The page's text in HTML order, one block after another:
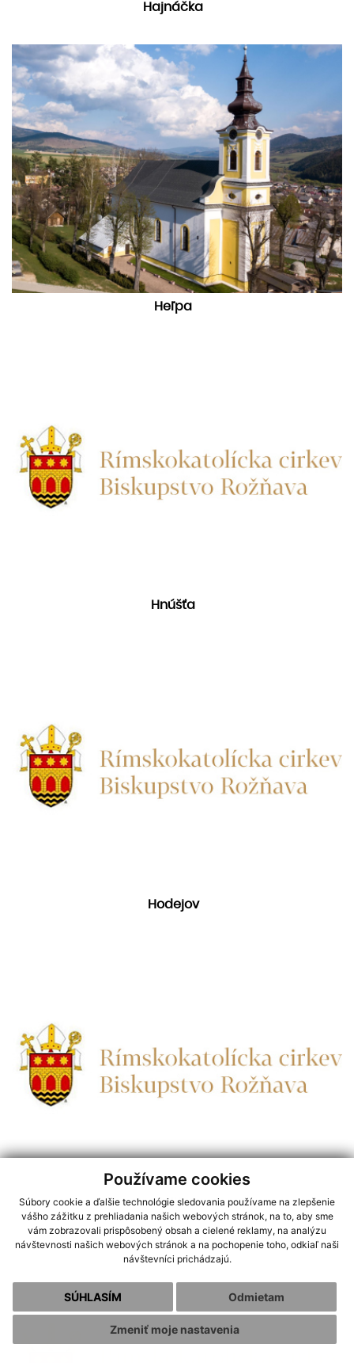
Používame cookies
Súbory cookie a ďalšie technológie sledovania používame na zlepšenie
vášho zážitku z prehliadania našich webových stránok, na to, aby sme
vám zobrazovali prispôsobený obsah a cielené reklamy, na analýzu
návštevnosti našich webových stránok a na pochopenie toho, odkiaľ naši
návštevníci prichádzajú.
SÚHLASÍM Odmietam
Zmeniť moje nastavenia
Hajnáčka
Heľpa
Hnúšťa
Hodejov
Holiša